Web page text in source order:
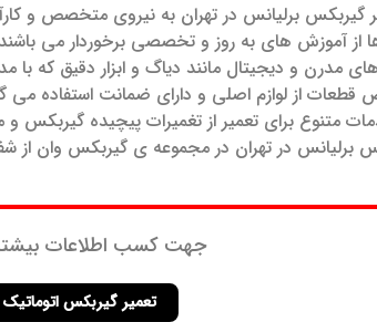
گیربکس برلیانس در تهران به نیروی متخصص و
از آموزش های به روز و تخصصی برخوردار می
مدرن و دیجیتال مانند دیاگ و ابزار دقیق که
قطعات از لوازم اصلی و دارای ضمانت استفاده می
متنوع برای تعمیر از تغمیرات پیچیده
برلیانس در تهران در مجموعه ی گیربکس وان از
جهت کسب اطلاعات
تعمیر گیربکس اتوماتیک